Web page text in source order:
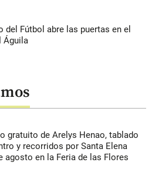
del Fútbol abre las puertas en el
Águila
gratuito de Arelys Henao, tablado
y recorridos por Santa Elena
agosto en la Feria de las Flores